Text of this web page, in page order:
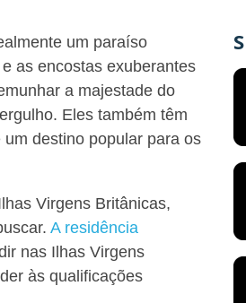
um paraíso
as encostas exuberantes
a majestade do
Eles também têm
destino popular para os
Virgens Britânicas,
A residência
nas Ilhas Virgens
às qualificações